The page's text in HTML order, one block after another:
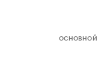
ОСНОВНОЙ